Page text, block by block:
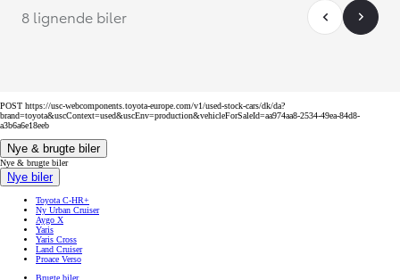
8 lignende biler
POST https://usc-webcomponents.toyota-europe.com/v1/used-stock-cars/dk/da?
brand=toyota&uscContext=used&uscEnv=production&vehicleForSaleId=aa974aa8-2534-49ea-84d8-
a3b6a6e18eeb
Nye & brugte biler
Nye & brugte biler
Nye biler
Toyota C-HR+
Ny Urban Cruiser
Aygo X
Yaris
Yaris Cross
Land Cruiser
Proace Verso
Brugte biler